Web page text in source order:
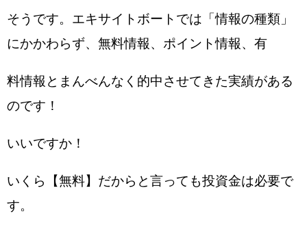
そうです。エキサイトボートでは「情報の種類」
にかかわらず、無料情報、ポイント情報、有
料情報とまんべんなく的中させてきた実績がある
のです！
いいですか！
いくら【無料】だからと言っても投資金は必要で
す。